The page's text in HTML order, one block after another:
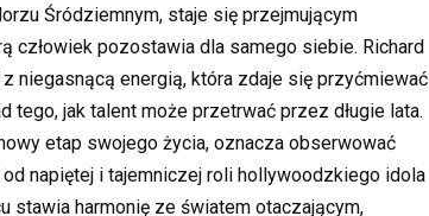
Śródziemnym, staje się przejmującym
człowiek pozostawia dla samego siebie. Richard
niegasnącą energią, która zdaje się przyćmiewać
tego, jak talent może przetrwać przez długie lata.
etap swojego życia, oznacza obserwować
napiętej i tajemniczej roli hollywoodzkiego idola
stawia harmonię ze światem otaczającym,